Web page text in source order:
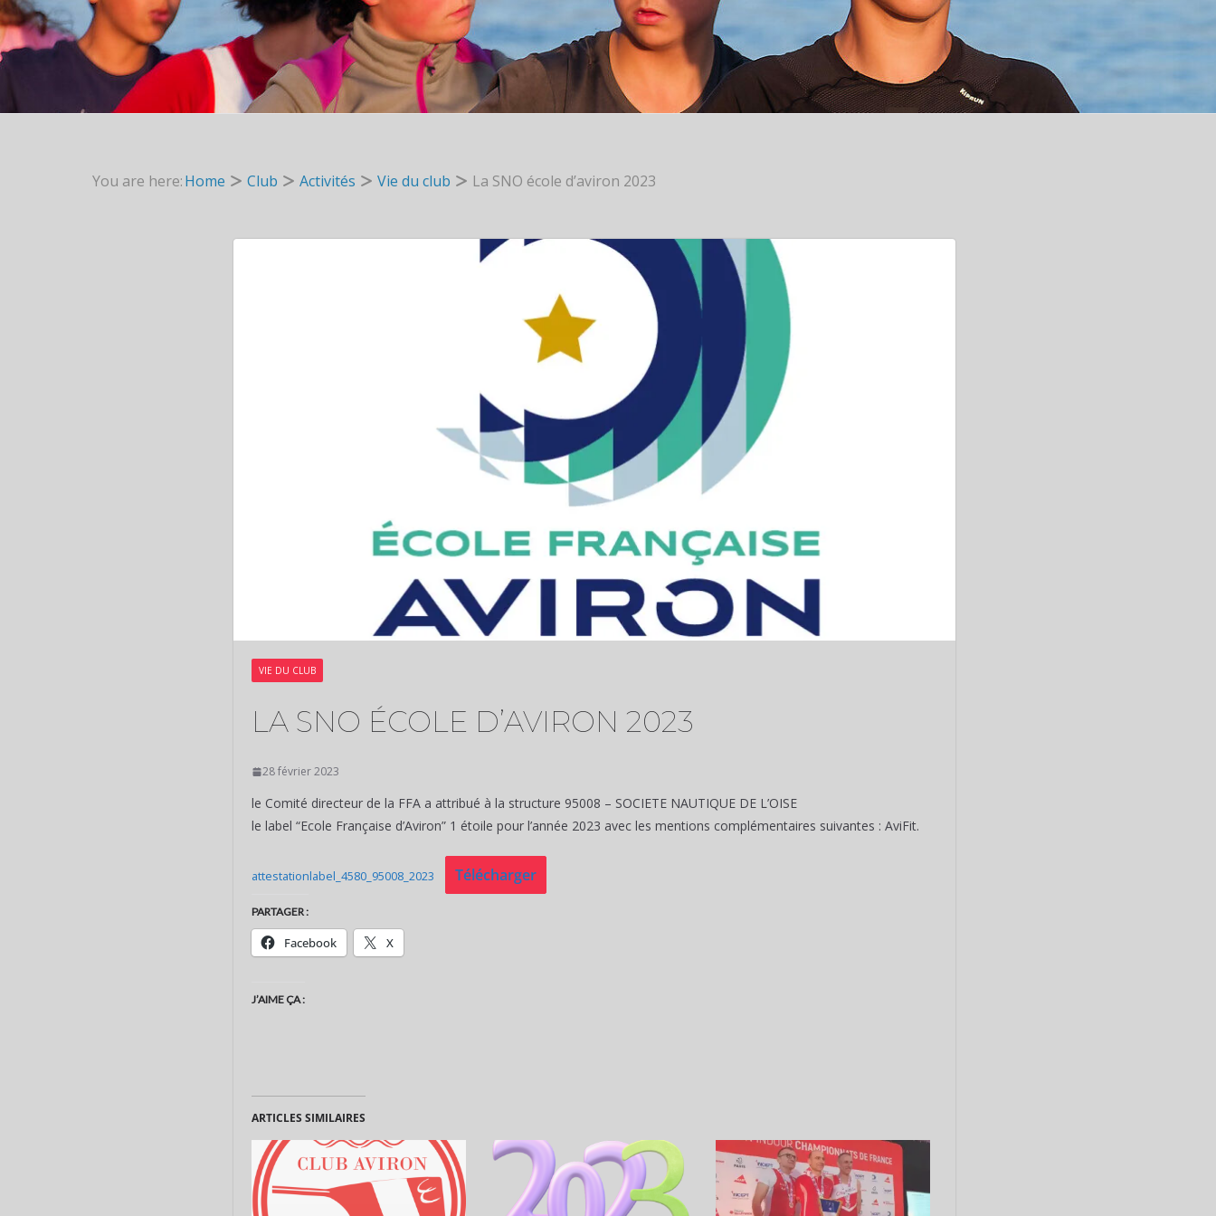
You are here:Home Club Activités Vie du club La SNO école d’aviron 2023
VIE DU CLUB
LA SNO ÉCOLE D’AVIRON 2023
28 février 2023
le Comité directeur de la FFA a attribué à la structure 95008 – SOCIETE NAUTIQUE DE L’OISE
le label “Ecole Française d’Aviron” 1 étoile pour l’année 2023 avec les mentions complémentaires suivantes : AviFit.
attestationlabel_4580_95008_2023 Télécharger
PARTAGER :
Facebook X
J’AIME ÇA :
ARTICLES SIMILAIRES